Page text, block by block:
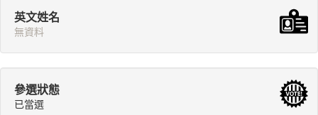
英文姓名
無資料
參選狀態
已當選